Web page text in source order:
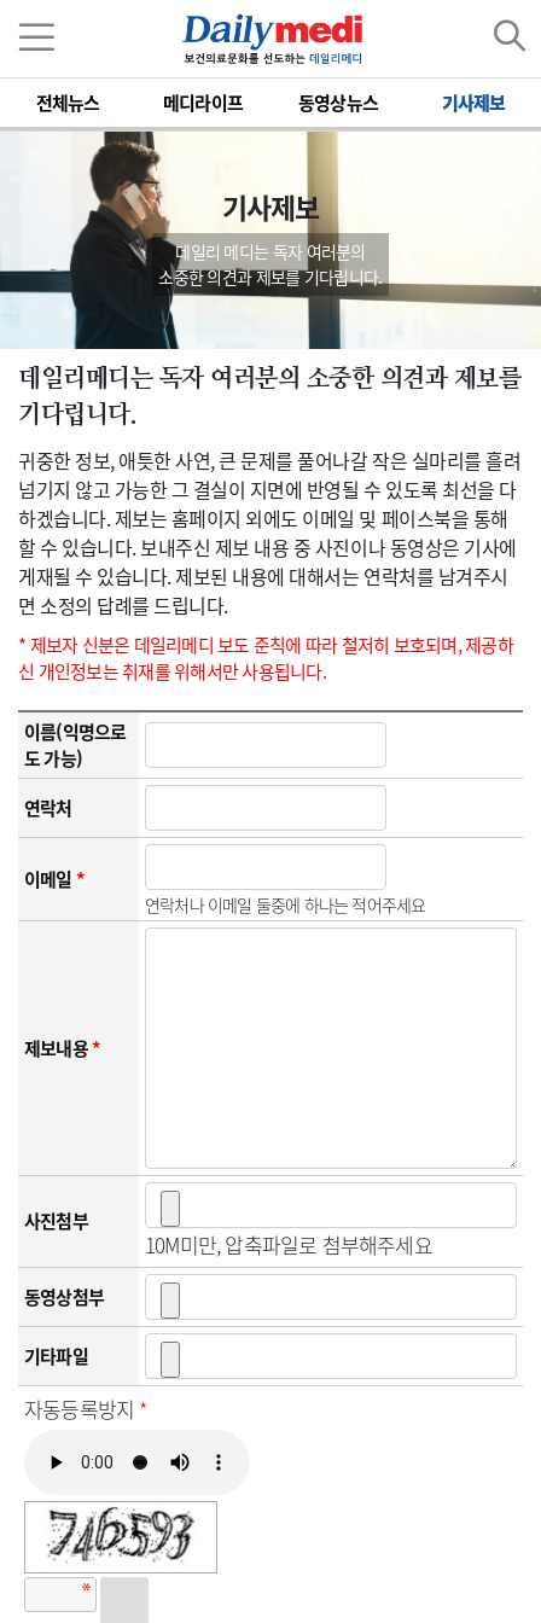
전체뉴스 메디라이프 동영상뉴스 기사제보
기사제보
데일리 메디는 독자 여러분의
소중한 의견과 제보를 기다립니다.
데일리메디는 독자 여러분의 소중한 의견과 제보를
기다립니다.
귀중한 정보, 애틋한 사연, 큰 문제를 풀어나갈 작은 실마리를 흘려
넘기지 않고 가능한 그 결실이 지면에 반영될 수 있도록 최선을 다
하겠습니다. 제보는 홈페이지 외에도 이메일 및 페이스북을 통해
할 수 있습니다. 보내주신 제보 내용 중 사진이나 동영상은 기사에
게재될 수 있습니다. 제보된 내용에 대해서는 연락처를 남겨주시
면 소정의 답례를 드립니다.
* 제보자 신분은 데일리메디 보도 준칙에 따라 철저히 보호되며, 제공하
신 개인정보는 취재를 위해서만 사용됩니다.
이름(익명으로
도 가능)
연락처
이메일*
연락처나 이메일 둘중에 하나는 적어주세요
제보내용*
사진첨부
10M미만, 압축파일로 첨부해주세요
동영상첨부
기타파일
자동등록방지 *